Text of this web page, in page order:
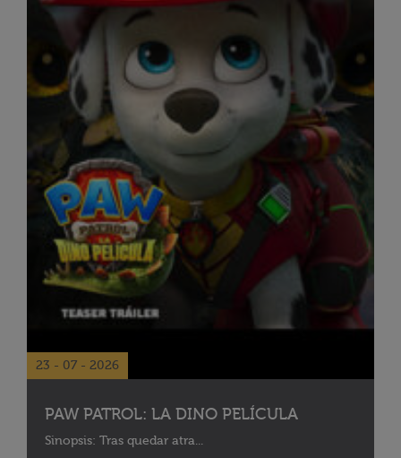
23 - 07 - 2026
PAW PATROL: LA DINO PELÍCULA
Sinopsis: Tras quedar atra...